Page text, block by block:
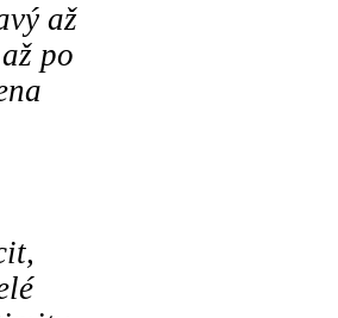
až
po